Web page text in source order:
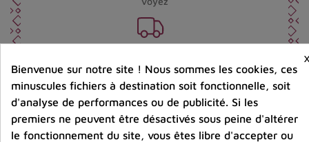
Entreprise éco-responsable.
Bijoux argent fabriqués sans émission de gaz
carbonique
Bienvenue sur notre site ! Nous sommes les cookies, ces
minuscules fichiers à destination soit fonctionnelle, soit
d'analyse de performances ou de publicité. Si les
premiers ne peuvent être désactivés sous peine d'altérer
le fonctionnement du site, vous êtes libre d'accepter ou